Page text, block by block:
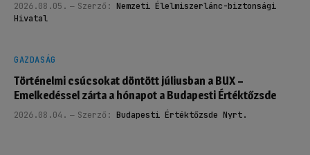
2026.08.05. Szerző: Nemzeti Élelmiszerlánc-biztonsági
Hivatal
GAZDASÁG
Történelmi csúcsokat döntött júliusban a BUX –
Emelkedéssel zárta a hónapot a Budapesti Értéktőzsde
2026.08.04. Szerző: Budapesti Értéktőzsde Nyrt.